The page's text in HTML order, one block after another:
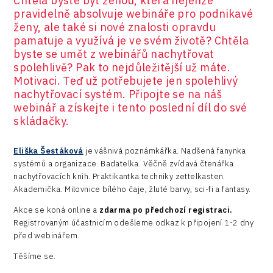
Devices
Infrastructure
Logic/MaaS
R&D
Security
Vehicles
pravidelně absolvuje webináře pro podnikavé
ženy, ale také si nové znalosti opravdu
pamatuje a využívá je ve svém životě? Chtěla
byste se umět z webinářů nachytřovat
spolehlivě? Pak to nejdůležitější už máte.
Motivaci. Teď už potřebujete jen spolehlivý
nachytřovací systém. Připojte se na náš
webinář a získejte i tento poslední díl do své
skládačky.
Eliška Šestáková je vášnivá poznámkářka. Nadšená fanynka
systémů a organizace. Badatelka. Věčně zvídavá čtenářka
nachytřovacích knih. Praktikantka techniky zettelkasten.
Akademička. Milovnice bílého čaje, žluté barvy, sci-fi a fantasy.
Akce se koná online a zdarma po předchozí registraci.
Registrovaným účastnicím odešleme odkaz k připojení 1-2 dny
před webinářem.
Těšíme se.